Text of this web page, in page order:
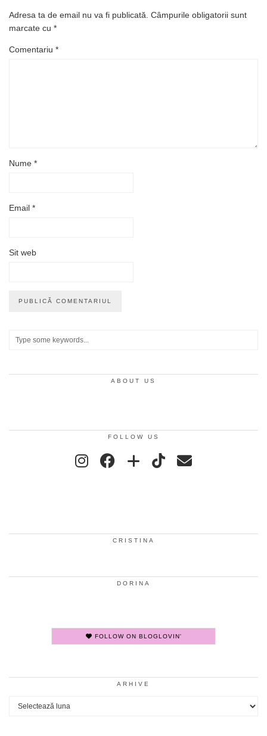
Adresa ta de email nu va fi publicată. Câmpurile obligatorii sunt
marcate cu *
Comentariu *
Nume *
Email *
Sit web
ABOUT US
FOLLOW US
CRISTINA
DORINA
FOLLOW ON BLOGLOVIN'
ARHIVE
Arhive